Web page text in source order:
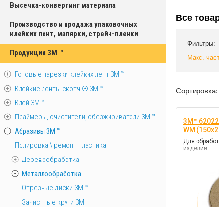
Все
Фильтры:
Макс.
Сортировка:
3M™
WM
Для
изделий
Высечка-конвертинг материала
Производство и продажа упаковочных
клейких лент, малярки, стрейч-пленки
Продукция 3M ™
Готовые нарезки клейких лент 3M ™
Клейкие ленты скотч ® 3M ™
Клей 3М ™
Праймеры, очистители, обезжириватели 3М ™
Абразивы 3М ™
Полировка \ ремонт пластика
Деревообработка
Металлообработка
Отрезные диски 3М ™
Зачистные круги 3М